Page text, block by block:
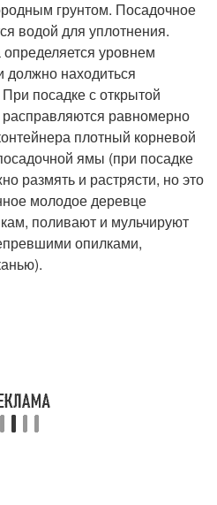
грунтом. Посадочное
водой для уплотнения.
уровнем
должно находиться
посадке с открытой
равномерно
плотный корневой
ямы (при посадке
размять и растрясти, но это
молодое деревце
поливают и мульчируют
опилками,